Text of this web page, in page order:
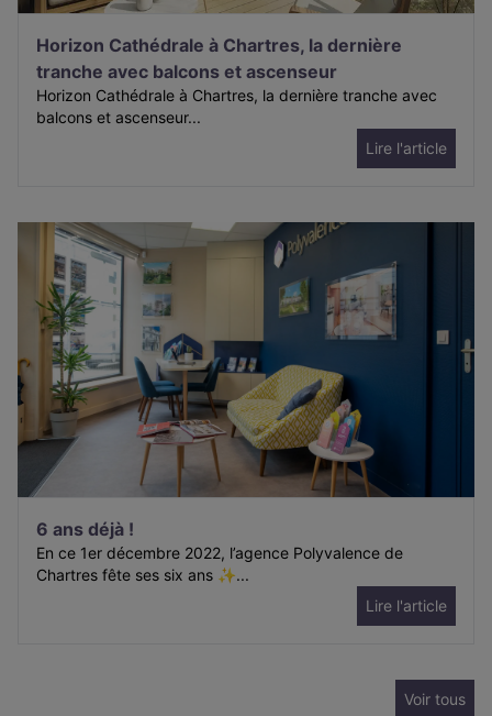
Horizon Cathédrale à Chartres, la dernière
tranche avec balcons et ascenseur
Horizon Cathédrale à Chartres, la dernière tranche avec
balcons et ascenseur...
Lire l'article
6 ans déjà !
En ce 1er décembre 2022, l’agence Polyvalence de
Chartres fête ses six ans ✨...
Lire l'article
Voir tous